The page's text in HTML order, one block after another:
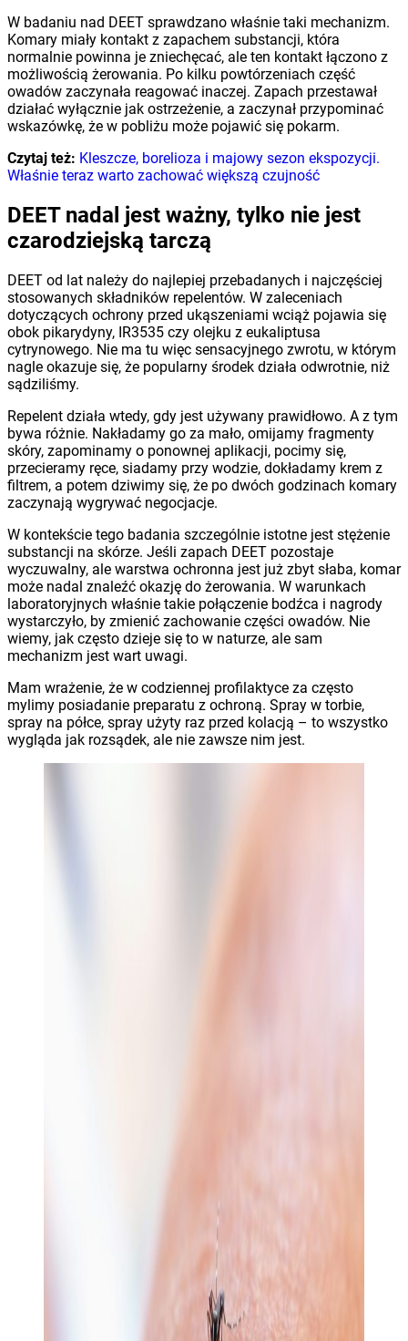
W badaniu nad DEET sprawdzano właśnie taki mechanizm.
Komary miały kontakt z zapachem substancji, która
normalnie powinna je zniechęcać, ale ten kontakt łączono z
możliwością żerowania. Po kilku powtórzeniach część
owadów zaczynała reagować inaczej. Zapach przestawał
działać wyłącznie jak ostrzeżenie, a zaczynał przypominać
wskazówkę, że w pobliżu może pojawić się pokarm.
Czytaj też: Kleszcze, borelioza i majowy sezon ekspozycji.
Właśnie teraz warto zachować większą czujność
DEET nadal jest ważny, tylko nie jest
czarodziejską tarczą
DEET od lat należy do najlepiej przebadanych i najczęściej
stosowanych składników repelentów. W zaleceniach
dotyczących ochrony przed ukąszeniami wciąż pojawia się
obok pikarydyny, IR3535 czy olejku z eukaliptusa
cytrynowego. Nie ma tu więc sensacyjnego zwrotu, w którym
nagle okazuje się, że popularny środek działa odwrotnie, niż
sądziliśmy.
Repelent działa wtedy, gdy jest używany prawidłowo. A z tym
bywa różnie. Nakładamy go za mało, omijamy fragmenty
skóry, zapominamy o ponownej aplikacji, pocimy się,
przecieramy ręce, siadamy przy wodzie, dokładamy krem z
filtrem, a potem dziwimy się, że po dwóch godzinach komary
zaczynają wygrywać negocjacje.
W kontekście tego badania szczególnie istotne jest stężenie
substancji na skórze. Jeśli zapach DEET pozostaje
wyczuwalny, ale warstwa ochronna jest już zbyt słaba, komar
może nadal znaleźć okazję do żerowania. W warunkach
laboratoryjnych właśnie takie połączenie bodźca i nagrody
wystarczyło, by zmienić zachowanie części owadów. Nie
wiemy, jak często dzieje się to w naturze, ale sam
mechanizm jest wart uwagi.
Mam wrażenie, że w codziennej profilaktyce za często
mylimy posiadanie preparatu z ochroną. Spray w torbie,
spray na półce, spray użyty raz przed kolacją – to wszystko
wygląda jak rozsądek, ale nie zawsze nim jest.